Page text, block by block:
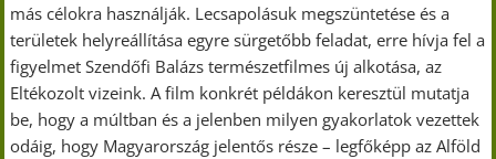
más célokra használják. Lecsapolásuk megszüntetése és a
területek helyreállítása egyre sürgetőbb feladat, erre hívja fel a
figyelmet Szendőfi Balázs természetfilmes új alkotása, az
Eltékozolt vizeink. A film konkrét példákon keresztül mutatja
be, hogy a múltban és a jelenben milyen gyakorlatok vezettek
odáig, hogy Magyarország jelentős része – legfőképp az Alföld